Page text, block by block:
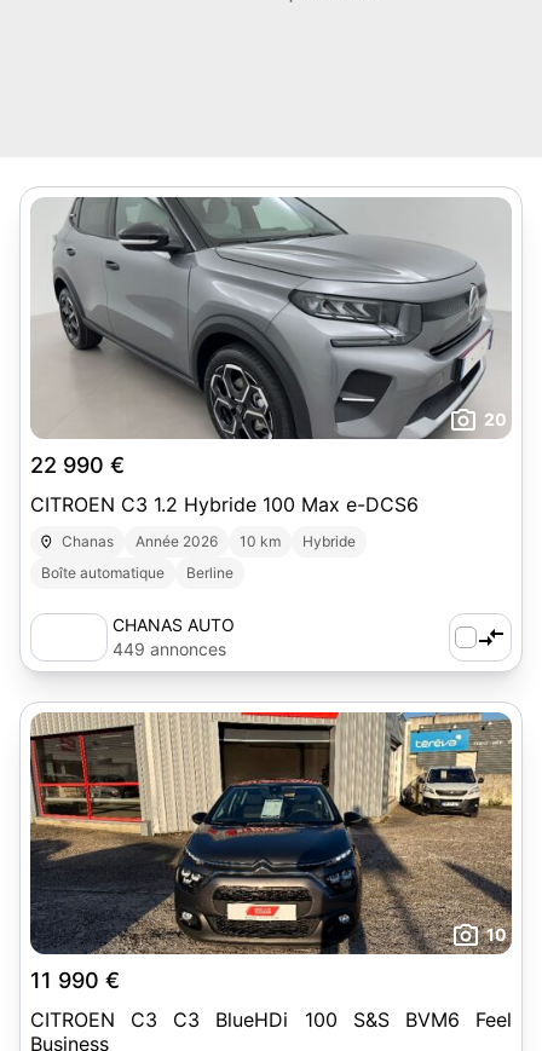
20
22 990 €
CITROEN C3 1.2 Hybride 100 Max e-DCS6
Chanas Année 2026 10 km
Hybride
Boîte automatique
Berline
CHANAS AUTO
449 annonces
10
11 990 €
CITROEN C3 C3 BlueHDi 100 S&S BVM6 Feel
Business